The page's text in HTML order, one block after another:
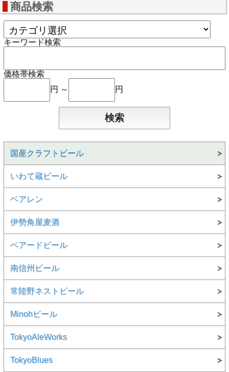
商品検索
キーワード検索
価格帯検索
円 ～
円
国産クラフトビール
いわて蔵ビール
ベアレン
伊勢角屋麦酒
ベアードビール
南信州ビール
常陸野ネストビール
Minohビール
TokyoAleWorks
TokyoBlues